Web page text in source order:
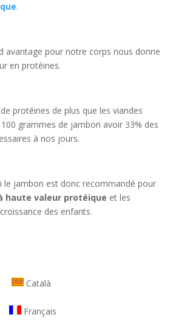
.
avantage pour notre corps nous donne
en protéines.
protéines de plus que les viandes
grammes de jambon avoir 33% des
à nos jours.
le jambon est donc recommandé pour
haute valeur protéique et les
des enfants.
Català
Français